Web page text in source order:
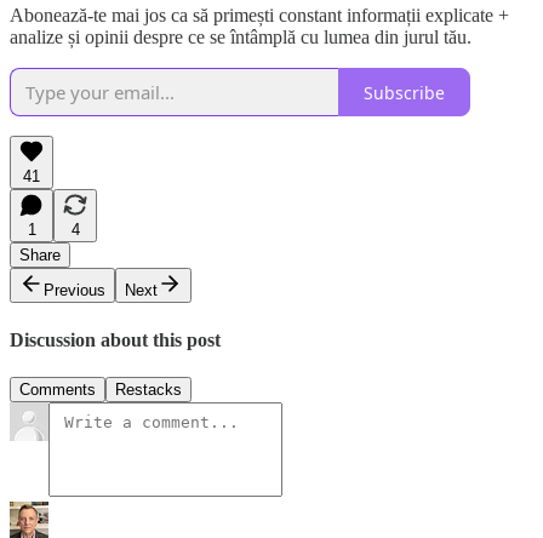
Abonează-te mai jos ca să primești constant informații explicate +
analize și opinii despre ce se întâmplă cu lumea din jurul tău.
Subscribe
41
1
4
Share
Previous
Next
Discussion about this post
Comments Restacks